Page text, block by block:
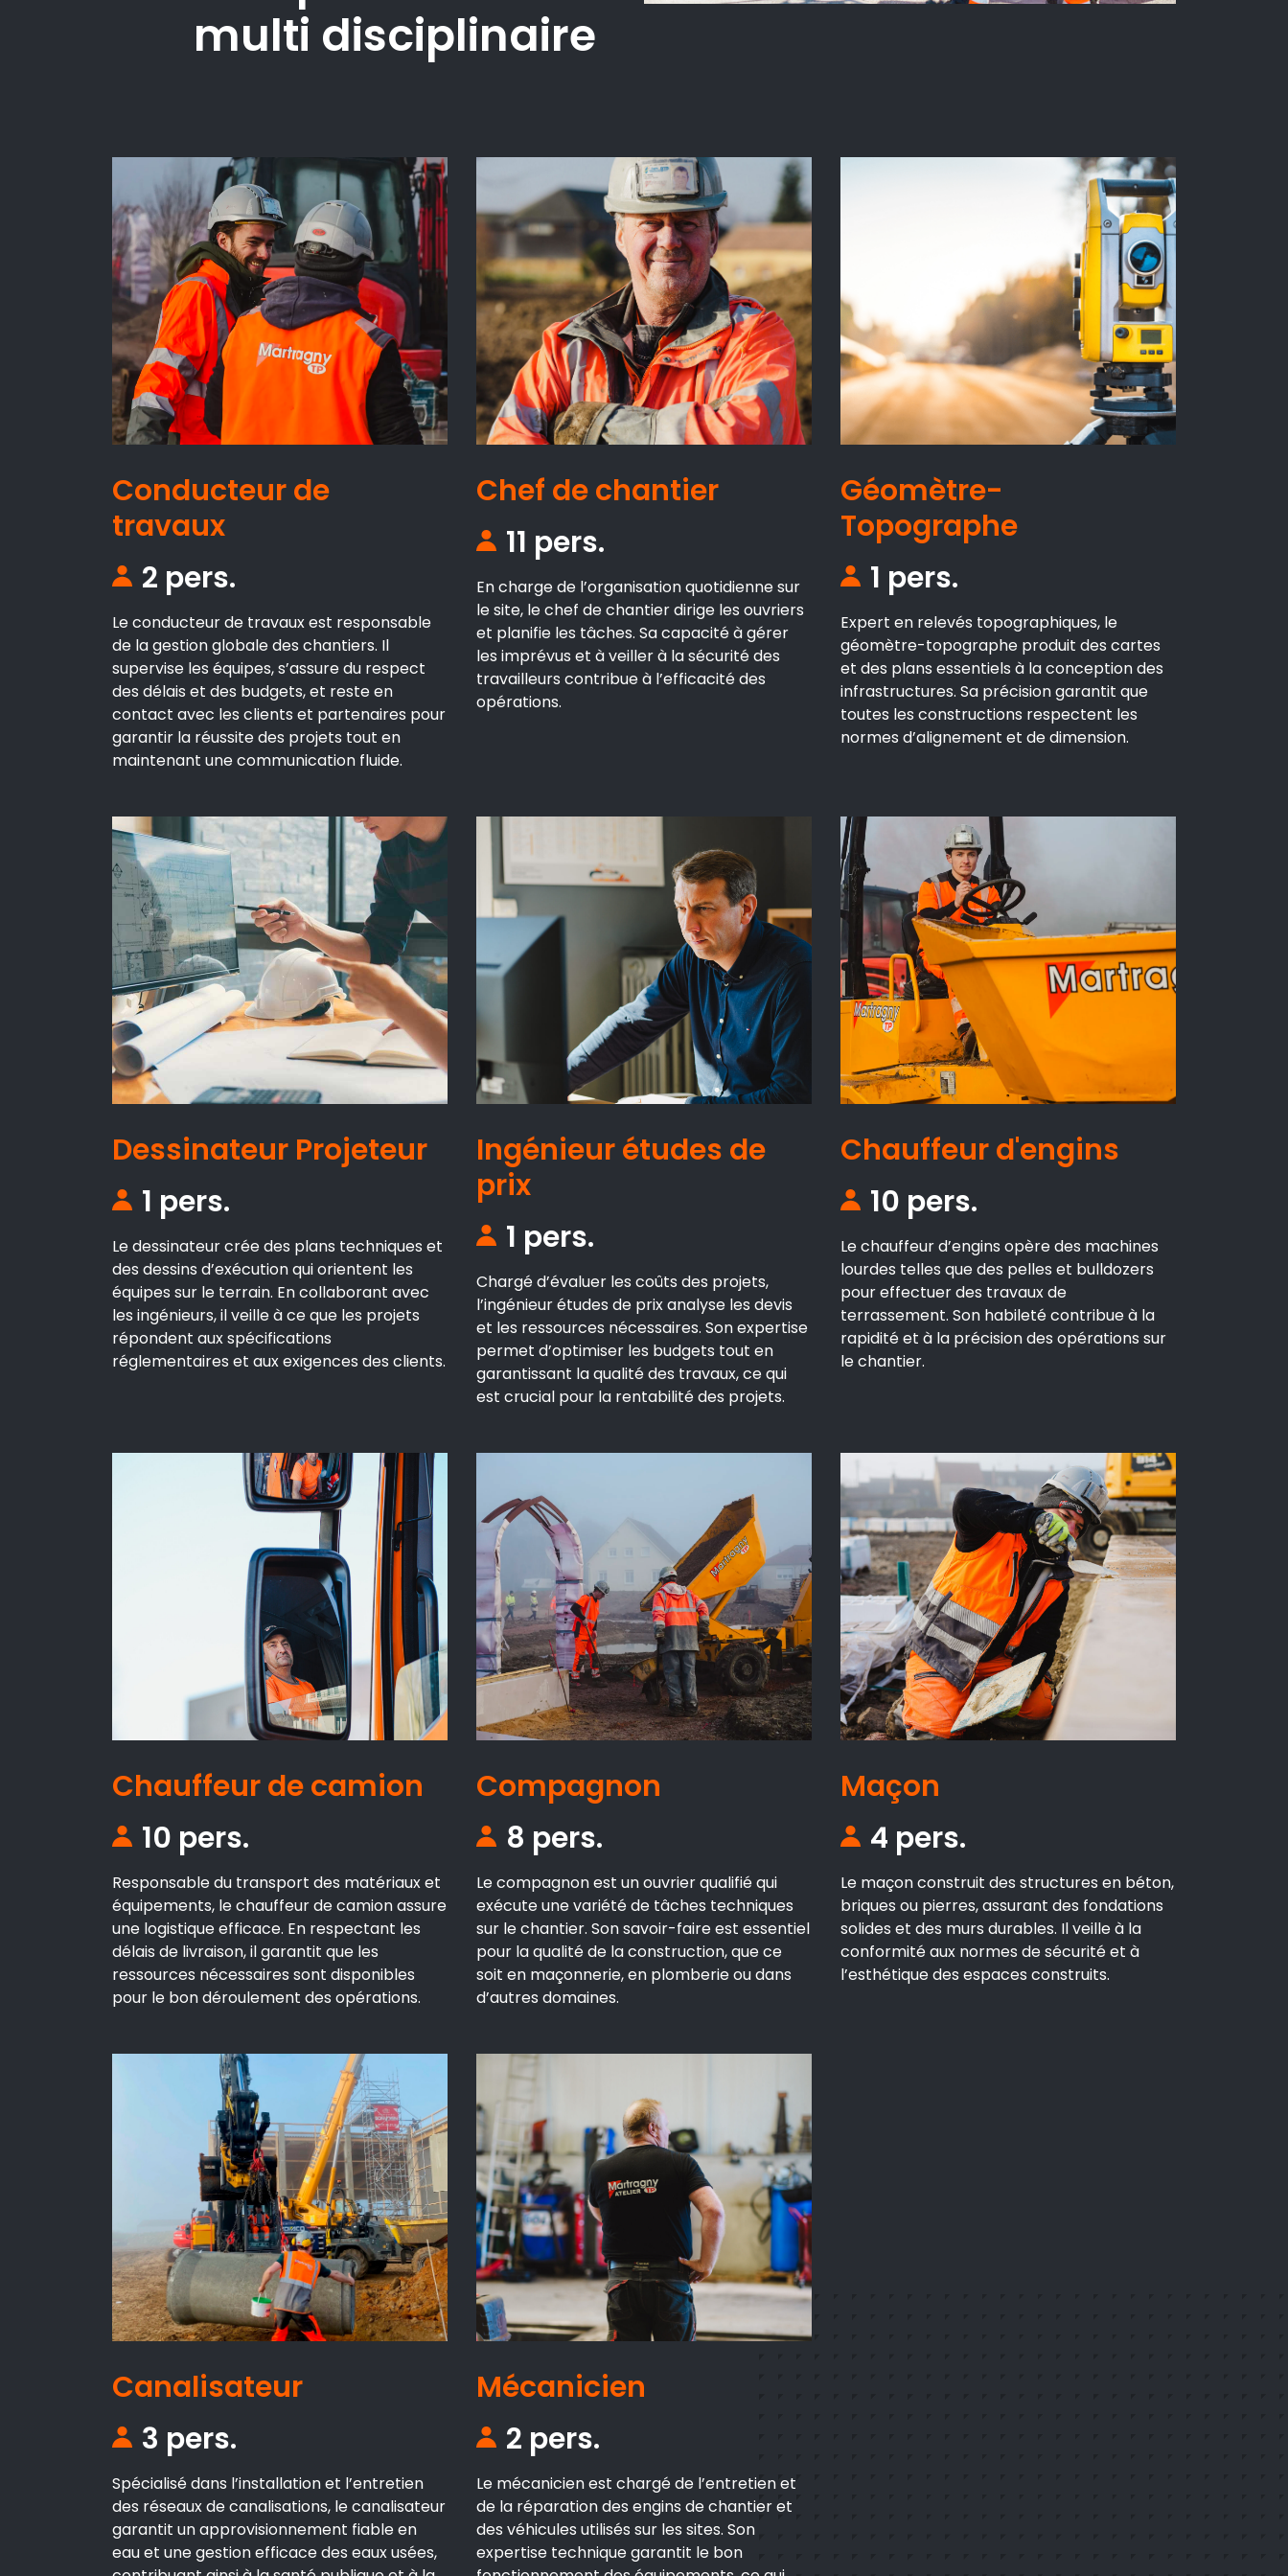
multi disciplinaire
Conducteur de
travaux
2 pers.
Le conducteur de travaux est responsable
de la gestion globale des chantiers. Il
supervise les équipes, s’assure du respect
des délais et des budgets, et reste en
contact avec les clients et partenaires pour
garantir la réussite des projets tout en
maintenant une communication fluide.
Chef de chantier
11 pers.
En charge de l’organisation quotidienne sur
le site, le chef de chantier dirige les ouvriers
et planifie les tâches. Sa capacité à gérer
les imprévus et à veiller à la sécurité des
travailleurs contribue à l’efficacité des
opérations.
Géomètre-
Topographe
1 pers.
Expert en relevés topographiques, le
géomètre-topographe produit des cartes
et des plans essentiels à la conception des
infrastructures. Sa précision garantit que
toutes les constructions respectent les
normes d’alignement et de dimension.
Dessinateur Projeteur
1 pers.
Le dessinateur crée des plans techniques et
des dessins d’exécution qui orientent les
équipes sur le terrain. En collaborant avec
les ingénieurs, il veille à ce que les projets
répondent aux spécifications
réglementaires et aux exigences des clients.
Ingénieur études de
prix
1 pers.
Chargé d’évaluer les coûts des projets,
l’ingénieur études de prix analyse les devis
et les ressources nécessaires. Son expertise
permet d’optimiser les budgets tout en
garantissant la qualité des travaux, ce qui
est crucial pour la rentabilité des projets.
Chauffeur d'engins
10 pers.
Le chauffeur d’engins opère des machines
lourdes telles que des pelles et bulldozers
pour effectuer des travaux de
terrassement. Son habileté contribue à la
rapidité et à la précision des opérations sur
le chantier.
Chauffeur de camion
10 pers.
Responsable du transport des matériaux et
équipements, le chauffeur de camion assure
une logistique efficace. En respectant les
délais de livraison, il garantit que les
ressources nécessaires sont disponibles
pour le bon déroulement des opérations.
Compagnon
8 pers.
Le compagnon est un ouvrier qualifié qui
exécute une variété de tâches techniques
sur le chantier. Son savoir-faire est essentiel
pour la qualité de la construction, que ce
soit en maçonnerie, en plomberie ou dans
d’autres domaines.
Maçon
4 pers.
Le maçon construit des structures en béton,
briques ou pierres, assurant des fondations
solides et des murs durables. Il veille à la
conformité aux normes de sécurité et à
l’esthétique des espaces construits.
Canalisateur
3 pers.
Spécialisé dans l’installation et l’entretien
des réseaux de canalisations, le canalisateur
garantit un approvisionnement fiable en
eau et une gestion efficace des eaux usées,
Mécanicien
2 pers.
Le mécanicien est chargé de l’entretien et
de la réparation des engins de chantier et
des véhicules utilisés sur les sites. Son
expertise technique garantit le bon